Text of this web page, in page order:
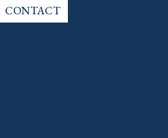
CONTACT